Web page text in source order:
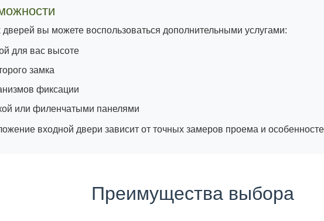
вы можете воспользоваться дополнительными услугами:
для вас высоте
замка
фиксации
или филенчатыми панелями
входной двери зависит от точных замеров проема и
Преимущества выбора